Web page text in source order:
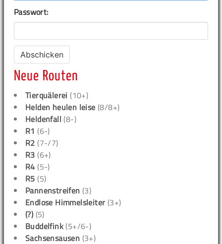
Passwort:
Neue Routen
Tierquälerei (10+)
Helden heulen leise (8/8+)
Heldenfall (8-)
R1 (6-)
R2 (7-/7)
R3 (6+)
R4 (5-)
R5 (5)
Pannenstreifen (3)
Endlose Himmelsleiter (3+)
(?) (5)
Buddelfink (5+/6-)
Sachsensausen (3+)